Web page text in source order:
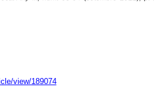
view/189074